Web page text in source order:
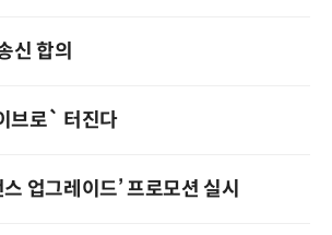
신 합의
브로` 터진다
업그레이드’ 프로모션 실시